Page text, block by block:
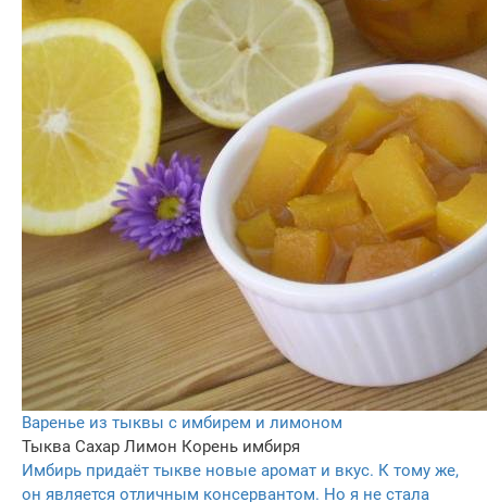
Варенье из тыквы с имбирем и лимоном
Тыква Сахар Лимон Корень имбиря
Имбирь придаёт тыкве новые аромат и вкус. К тому же,
он является отличным консервантом. Но я не стала